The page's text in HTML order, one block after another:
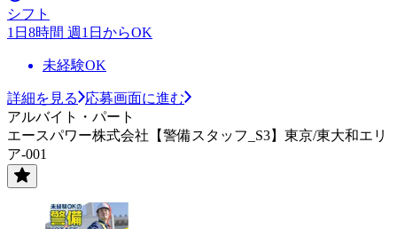
シフト
1日8時間 週1日からOK
未経験OK
詳細を見る
応募画面に進む
アルバイト・パート
エースパワー株式会社【警備スタッフ_S3】東京/東大和エリ
ア-001